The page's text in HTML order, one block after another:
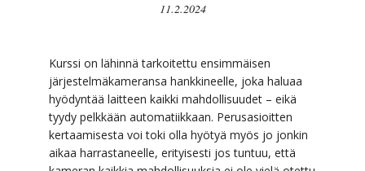
11.2.2024
Kurssi on lähinnä tarkoitettu ensimmäisen
järjestelmäkameransa hankkineelle, joka haluaa
hyödyntää laitteen kaikki mahdollisuudet – eikä
tyydy pelkkään automatiikkaan. Perusasioitten
kertaamisesta voi toki olla hyötyä myös jo jonkin
aikaa harrastaneelle, erityisesti jos tuntuu, että